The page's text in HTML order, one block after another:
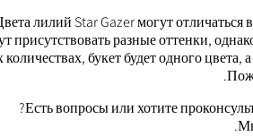
лилий Star Gazer могут отличаться
присутствовать разные оттенки,
букет будет одного цвета,
Есть вопросы или хотите